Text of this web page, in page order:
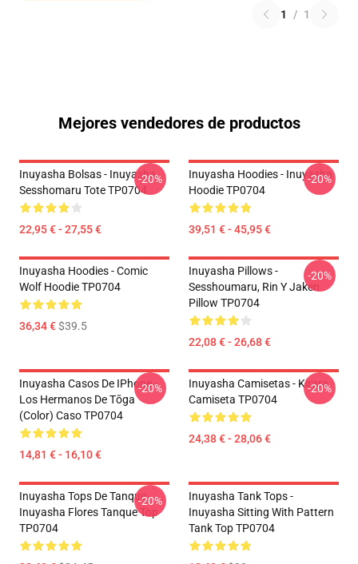
1 / 1
Mejores vendedores de productos
Inuyasha Bolsas - Inuyasha
Sesshomaru Tote TP0704
22,95 € - 27,55 €
-20%
Inuyasha Hoodies - Inuyasha
Hoodie TP0704
39,51 € - 45,95 €
-20%
Inuyasha Hoodies - Comic
Wolf Hoodie TP0704
36,34 €$39.5
Inuyasha Pillows -
Sesshoumaru, Rin Y Jaken
Pillow TP0704
22,08 € - 26,68 €
-20%
Inuyasha Casos De IPhone -
Los Hermanos De Tōga
(color) Caso TP0704
14,81 € - 16,10 €
-20%
Inuyasha Camisetas - Kirara
Camiseta TP0704
24,38 € - 28,06 €
-20%
Inuyasha Tops De Tanque -
Inuyasha Flores Tanque Top
TP0704
-20%
Inuyasha Tank Tops -
Inuyasha Sitting With Pattern
Tank Top TP0704